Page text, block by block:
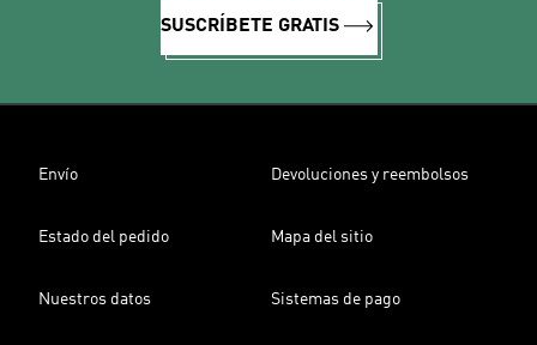
SUSCRÍBETE GRATIS
Envío Devoluciones y reembolsos
Estado del pedido Mapa del sitio
Nuestros datos Sistemas de pago